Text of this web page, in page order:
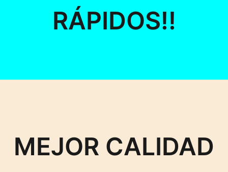
RÁPIDOS!!
MEJOR CALIDAD